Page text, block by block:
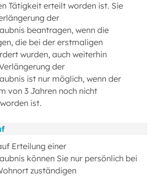
Tätigkeit erteilt worden ist. Sie
der
beantragen, wenn die
die bei der erstmaligen
wurden, auch weiterhin
der
ist nur möglich, wenn der
von 3 Jahren noch nicht
ist.
Erteilung einer
können Sie nur persönlich bei
zuständigen